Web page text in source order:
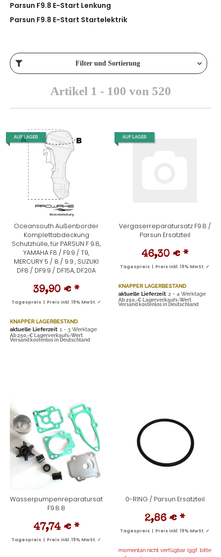
Parsun F9.8 E-Start Lenkung
Parsun F9.8 E-Start Startelektrik
Filter und Sortierung
Artikel 1 - 100 von 520
AUF LAGER
Oceansouth Außenborder
Komplettabdeckung
Schutzhülle, für PARSUN F 9.8,
YAMAHA F8 / F9.9 / T9,
MERCURY 5 / 8 / 9.9 , SUZUKI
DF8 / DF9.9 / DF15A, DF20A
39,90 € *
Tagespreis | Preis inkl. 19% MwSt. ✓
KNAPPER LAGERBESTAND
aktuelle Lieferzeit: 1 - 3 Werktage
Ab 250,-€ Lagerverkaufs-Wert
Versand kostenlos in Deutschland
AUF LAGER
Vergaserreparatursatz F9.8 /
Parsun Ersatzteil
46,30 € *
Tagespreis | Preis inkl. 19% MwSt. ✓
KNAPPER LAGERBESTAND
aktuelle Lieferzeit: 2 - 4 Werktage
Ab 250,-€ Lagerverkaufs-Wert
Versand kostenlos in Deutschland
Wasserpumpenreparatursatz
F9.8 B
47,74 € *
Tagespreis | Preis inkl. 19% MwSt. ✓
0-RING / Parsun Ersatzteil
2,86 € *
Tagespreis | Preis inkl. 19% MwSt. ✓
momentan nicht verfügbar (ggf. bitte